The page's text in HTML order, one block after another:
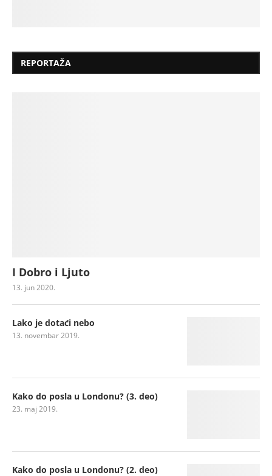
REPORTAŽA
I Dobro i Ljuto
13. jun 2020.
Lako je dotaći nebo
13. novembar 2019.
Kako do posla u Londonu? (3. deo)
23. maj 2019.
Kako do posla u Londonu? (2. deo)